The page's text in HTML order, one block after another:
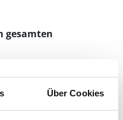
Über Cookies
gesamten